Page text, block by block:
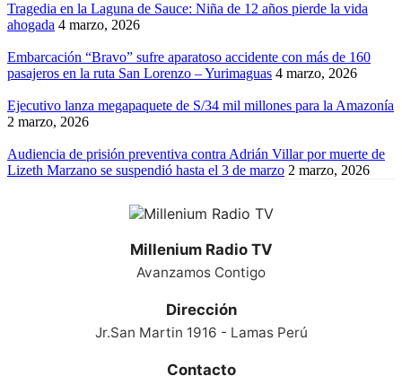
Tragedia en la Laguna de Sauce: Niña de 12 años pierde la vida
ahogada 4 marzo, 2026
Embarcación “Bravo” sufre aparatoso accidente con más de 160
pasajeros en la ruta San Lorenzo – Yurimaguas 4 marzo, 2026
Ejecutivo lanza megapaquete de S/34 mil millones para la Amazonía
2 marzo, 2026
Audiencia de prisión preventiva contra Adrián Villar por muerte de
Lizeth Marzano se suspendió hasta el 3 de marzo 2 marzo, 2026
Millenium Radio TV
Avanzamos Contigo
Dirección
Jr.San Martin 1916 - Lamas Perú
Contacto